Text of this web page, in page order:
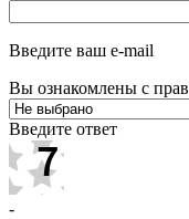
Введите ваш e-mail
Вы ознакомлены с
Введите ответ
-